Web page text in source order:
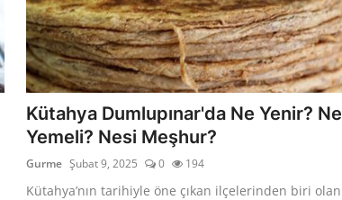
Kütahya Dumlupınar'da Ne Yenir? Ne
Yemeli? Nesi Meşhur?
Gurme Şubat 9, 2025 0 194
Kütahya’nın tarihiyle öne çıkan ilçelerinden biri olan